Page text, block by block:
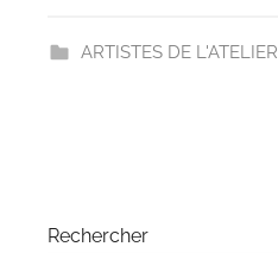
ARTISTES DE L'ATELIER
Rechercher